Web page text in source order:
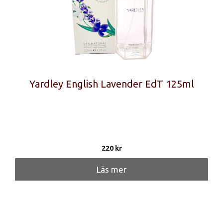
Yardley English Lavender EdT 125ml
220kr
Läs mer